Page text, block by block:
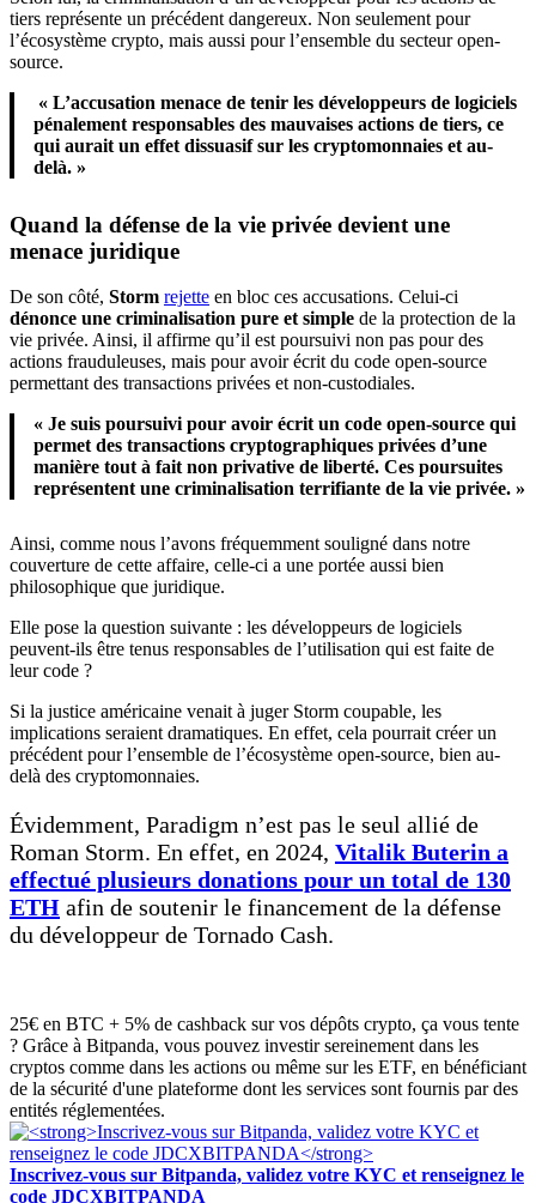
tiers représente un précédent dangereux. Non seulement pour
l’écosystème crypto, mais aussi pour l’ensemble du secteur open-
source.
« L’accusation menace de tenir les développeurs de logiciels
pénalement responsables des mauvaises actions de tiers, ce
qui aurait un effet dissuasif sur les cryptomonnaies et au-
delà. »
Quand la défense de la vie privée devient une
menace juridique
De son côté, Storm rejette en bloc ces accusations. Celui-ci
dénonce une criminalisation pure et simple de la protection de la
vie privée. Ainsi, il affirme qu’il est poursuivi non pas pour des
actions frauduleuses, mais pour avoir écrit du code open-source
permettant des transactions privées et non-custodiales.
« Je suis poursuivi pour avoir écrit un code open-source qui
permet des transactions cryptographiques privées d’une
manière tout à fait non privative de liberté. Ces poursuites
représentent une criminalisation terrifiante de la vie privée. »
Ainsi, comme nous l’avons fréquemment souligné dans notre
couverture de cette affaire, celle-ci a une portée aussi bien
philosophique que juridique.
Elle pose la question suivante : les développeurs de logiciels
peuvent-ils être tenus responsables de l’utilisation qui est faite de
leur code ?
Si la justice américaine venait à juger Storm coupable, les
implications seraient dramatiques. En effet, cela pourrait créer un
précédent pour l’ensemble de l’écosystème open-source, bien au-
delà des cryptomonnaies.
Évidemment, Paradigm n’est pas le seul allié de
Roman Storm. En effet, en 2024, Vitalik Buterin a
effectué plusieurs donations pour un total de 130
ETH afin de soutenir le financement de la défense
du développeur de Tornado Cash.
25€ en BTC + 5% de cashback sur vos dépôts crypto, ça vous tente
? Grâce à Bitpanda, vous pouvez investir sereinement dans les
cryptos comme dans les actions ou même sur les ETF, en bénéficiant
de la sécurité d'une plateforme dont les services sont fournis par des
entités réglementées.
Inscrivez-vous sur Bitpanda, validez votre KYC et renseignez le
code JDCXBITPANDA